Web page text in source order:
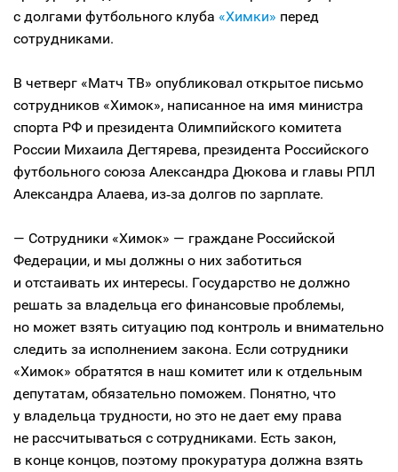
с долгами футбольного клуба «Химки» перед
сотрудниками.
В четверг «Матч ТВ» опубликовал открытое письмо
сотрудников «Химок», написанное на имя министра
спорта РФ и президента Олимпийского комитета
России Михаила Дегтярева, президента Российского
футбольного союза Александра Дюкова и главы РПЛ
Александра Алаева, из‑за долгов по зарплате.
— Сотрудники «Химок» — граждане Российской
Федерации, и мы должны о них заботиться
и отстаивать их интересы. Государство не должно
решать за владельца его финансовые проблемы,
но может взять ситуацию под контроль и внимательно
следить за исполнением закона. Если сотрудники
«Химок» обратятся в наш комитет или к отдельным
депутатам, обязательно поможем. Понятно, что
у владельца трудности, но это не дает ему права
не рассчитываться с сотрудниками. Есть закон,
в конце концов, поэтому прокуратура должна взять